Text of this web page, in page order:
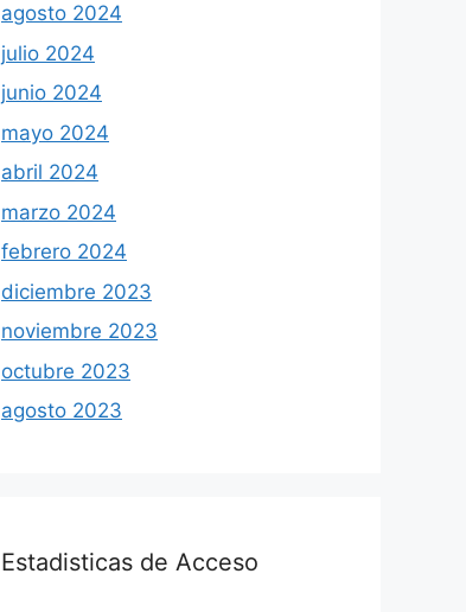
agosto 2024
julio 2024
junio 2024
mayo 2024
abril 2024
marzo 2024
febrero 2024
diciembre 2023
noviembre 2023
octubre 2023
agosto 2023
Estadisticas de Acceso